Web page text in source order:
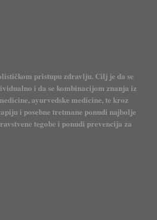
pristupu zdravlju. Cilj je da se
i da se kombinacijom znanja iz
ayurvedske medicine, te kroz
i posebne tretmane ponudi najbolje
tegobe i ponudi prevencija za